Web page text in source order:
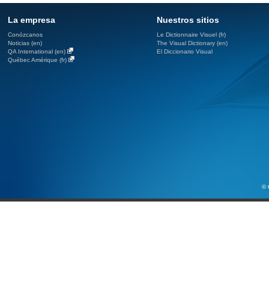
La empresa
Conózcanos
Noticias (en)
QA International (en)
Québec Amérique (fr)
Nuestros sitios
Le Dictionnaire Visuel (fr)
The Visual Dictionary (en)
El Diccionario Visual
©